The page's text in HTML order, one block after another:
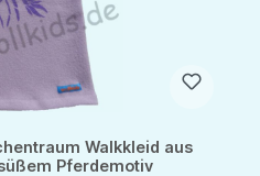
Walkkleid aus
Pferdemotiv